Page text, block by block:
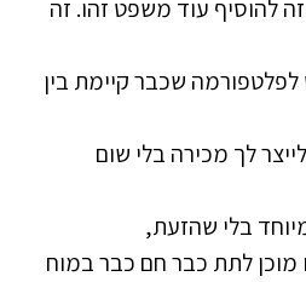
להוסיף עוד משפט זהו. זה
שכבר קיימת בין
לך מכירה בלי שום
בלי שהזעת,
מוכן לתת כבר חם כבר במוח